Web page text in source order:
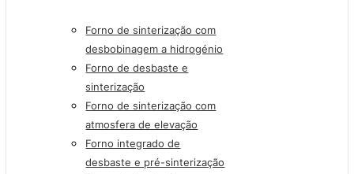
Forno de sinterização com
desbobinagem a hidrogénio
Forno de desbaste e
sinterização
Forno de sinterização com
atmosfera de elevação
Forno integrado de
desbaste e pré-sinterização